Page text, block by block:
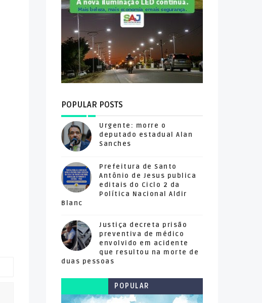
POPULAR POSTS
Urgente: morre o
deputado estadual Alan
Sanches
Prefeitura de Santo
Antônio de Jesus publica
editais do Ciclo 2 da
Política Nacional Aldir
Blanc
Justiça decreta prisão
preventiva de médico
envolvido em acidente
que resultou na morte de
duas pessoas
POPULAR